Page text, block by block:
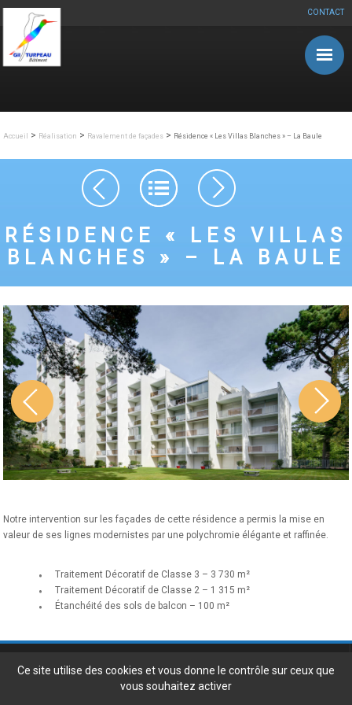
CONTACT
Aller au contenu principal
Accueil > Réalisation > Ravalement de façades > Résidence « Les Villas Blanches » – La Baule
Navigation des articles
RÉSIDENCE « LES VILLAS
BLANCHES » – LA BAULE
Notre intervention sur les façades de cette résidence a permis la mise en
valeur de ses lignes modernistes par une polychromie élégante et raffinée.
Traitement Décoratif de Classe 3 – 3 730 m²
Traitement Décoratif de Classe 2 – 1 315 m²
Étanchéité des sols de balcon – 100 m²
3, impasse du Bélem - 44100 Nantes
info@turpeau.fr
Ce site utilise des cookies et vous donne le contrôle sur ceux que
vous souhaitez activer